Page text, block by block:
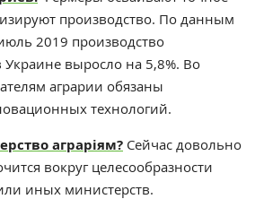
производство. По данным
2019 производство
Украине выросло на 5,8%. Во
аграрии обязаны
технологий.
аграріям? Сейчас довольно
вокруг целесообразности
иных министерств.